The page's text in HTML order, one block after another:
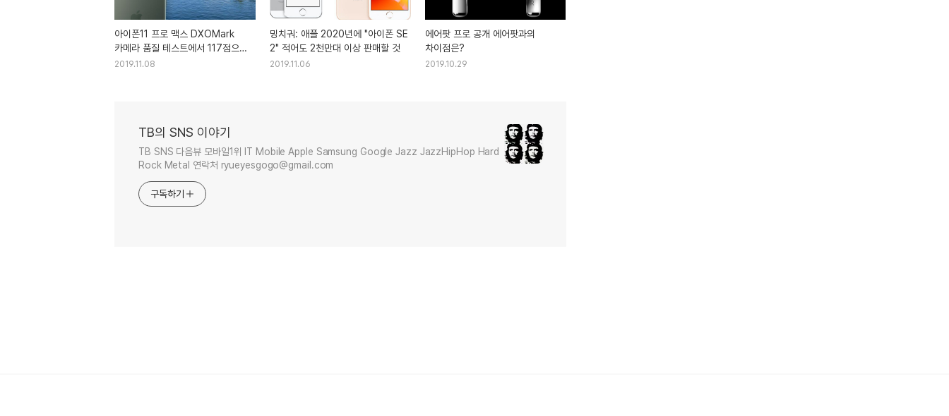
아이폰11 프로 맥스 DXOMark
카메라 품질 테스트에서 117점으로
3위
2019.11.08
밍치궈: 애플 2020년에 "아이폰 SE
2" 적어도 2천만대 이상 판매할 것
2019.11.06
에어팟 프로 공개 에어팟과의
차이점은?
2019.10.29
TB의 SNS 이야기
TB SNS 다음뷰 모바일1위 IT Mobile Apple Samsung Google Jazz JazzHipHop Hard
Rock Metal 연락처 ryueyesgogo@gmail.com
구독하기